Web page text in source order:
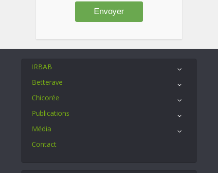
IRBAB
Betterave
Chicorée
Publications
Média
Contact